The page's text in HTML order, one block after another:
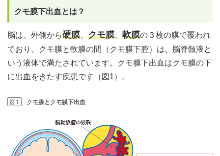
クモ膜下出血とは？
脳は、外側から硬膜 クモ膜 軟膜の３枚の膜で覆われ
ており、クモ膜と軟膜の間（クモ膜下腔）は、脳脊髄液と
いう液体で満たされています。クモ膜下出血はクモ膜の下
に出血をきたす疾患です（ 図1）。
図1 クモ膜とクモ膜下出血